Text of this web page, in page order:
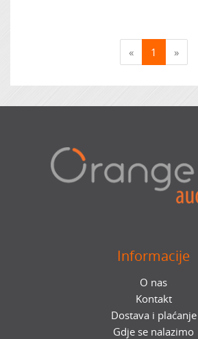
« 1 »
Informacije
O nas
Kontakt
Dostava i plaćanje
Gdje se nalazimo